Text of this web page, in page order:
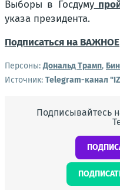
Выборы в Госдуму
указа президента.
Подписаться на ВАЖНОЕ
Персоны: Дональд Трамп,
Источник: Telegram-канал
Подписывайтесь